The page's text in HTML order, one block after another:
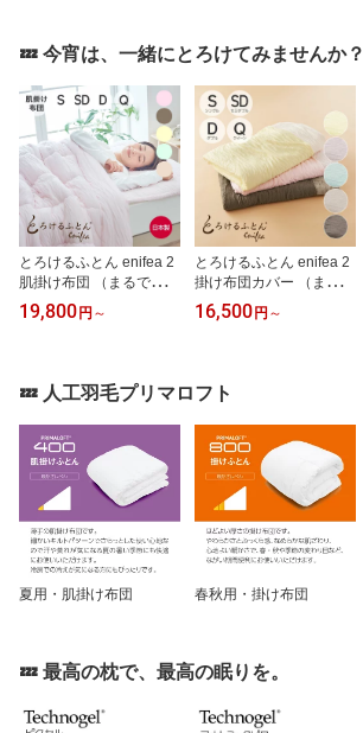
本製 肌触り レーヨン 洗
える 140×200cm 速乾 夏
オールシーズン インナー
ケット おしゃれ おすす
め 人気 可愛い
イズ アイボリー ベビー
ピンク 軽い 軽量 日本製
あったか 暖かい 冬 防寒
寒さ対策 起毛 もこもこ
パイル おしゃれ かわい
い
💤 今宵は、一緒にとろけてみませんか？
とろけるふとん enifea 2
肌掛け布団 （まるでメレ
ンゲのようにふんわりと
軽く、クレープのように
イニフィー シングル セ
ミダブル ダブル クイー
ン 150×210cm 170×210
cm 190×210cm 210×210
cm 軽量 洗える 日本製 人
気
19,800 円 ～
とろけるふとん enifea 2
掛け布団カバー （まるで
メレンゲのようにふんわ
りと軽く、クレープのよ
カバー） イニフィー シ
ングル セミダブル ダブ
ル クイーン 150×210cm
170×210cm 190×210cm
210×210cm 日本製 ふと
んカバー
16,500 円 ～
💤 人工羽毛プリマロフト
夏用・肌掛け布団 春秋用・掛け布団
💤 最高の枕で、最高の眠りを。